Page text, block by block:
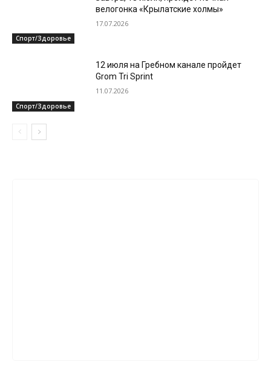
Спорт/Здоровье
велогонка «Крылатские холмы»
17.07.2026
Спорт/Здоровье
12 июля на Гребном канале пройдет
Grom Tri Sprint
11.07.2026